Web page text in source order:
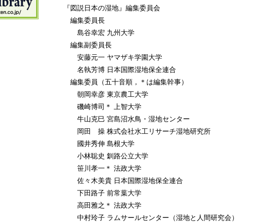
9 エネルギー源としての湿地 （安藤元一）
2. 暮らしを豊かにする
10 水辺の景観を楽しむ （佐々木美貴）
11 水遊び・スポーツ （佐々木美貴）
12 温 泉
─地熱性湿地を使った健康回復─ （笹川孝一）
3. 暮らしを意味づける
13 水の神事─湿地にかかわる祈り─ （笹川孝一）
14 産育習俗 （朝岡幸彦）
15 絵画，彫刻，音楽，詩歌，物語 （笹川孝一）
16 暮らしを意味づける記憶と記録
─出版物，映像，証言展示と関連施設─ （芝原達也）
コラム1 海苔，そして蜆 （辻井達一）
Ⅱ．湿地を彩る個性派たち
1. 動物たち
1 小さな湿地の身近な魚 （北村淳一）
2 湖の魚 （金尾滋史）
『図説日本の湿地』編集委員会
編集委員長
島谷幸宏 九州大学
編集副委員長
安藤元一 ヤマザキ学園大学
名執芳博 日本国際湿地保全連合
編集委員（五十音順，＊は編集幹事）
朝岡幸彦 東京農工大学
磯崎博司＊ 上智大学
牛山克巳 宮島沼水鳥・湿地センター
岡田 操 株式会社水工リサーチ湿地研究所
國井秀伸 島根大学
小林聡史 釧路公立大学
笹川孝一＊ 法政大学
佐々木美貴 日本国際湿地保全連合
下田路子 前常葉大学
高田雅之＊ 法政大学
中村玲子 ラムサールセンター（湿地と人間研究会）